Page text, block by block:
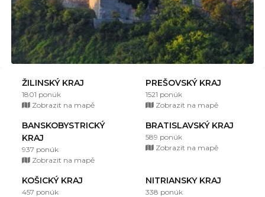
ŽILINSKÝ KRAJ
1801 ponúk
Zobrazit na mapě
PREŠOVSKÝ KRAJ
1521 ponúk
Zobrazit na mapě
BANSKOBYSTRICKÝ
KRAJ
937 ponúk
Zobrazit na mapě
BRATISLAVSKÝ KRAJ
589 ponúk
Zobrazit na mapě
KOŠICKÝ KRAJ
457 ponúk
NITRIANSKY KRAJ
338 ponúk